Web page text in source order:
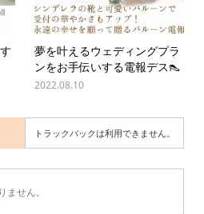
夢を叶えるウェディングプラ
ンをお手伝いする電報デス👠
2022.08.10
トラックバックは利用できません。
せん。